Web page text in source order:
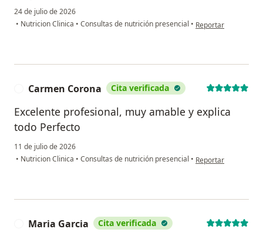
24 de julio de 2026
• Nutricion Clinica • Consultas de nutrición presencial • en opinión del
Reportar
Carmen Corona Cita verificada
Excelente profesional, muy amable y explica
todo Perfecto
11 de julio de 2026
• Nutricion Clinica • Consultas de nutrición presencial • en opinión del
Reportar
Maria Garcia Cita verificada